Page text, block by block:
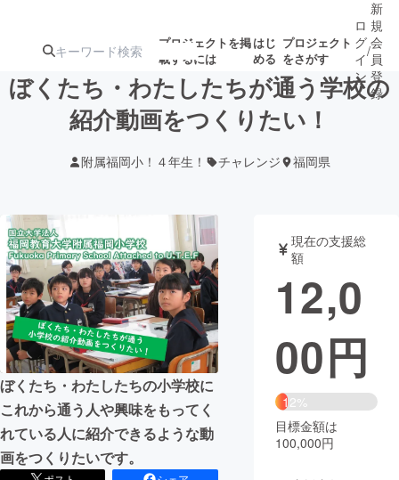
プロジェクトを掲
載するには
はじ
める
プロジェクト
をさがす
注目のリ
ターン
注目の新着プロ
ジェクト
募集終了が近いプ
ロジェクト
されます
アート・写真 音楽
テクノロジー・ガジェット ゲーム・
映像・映画 書籍・雑誌
ビジネス・起業 チャレンジ
まちづくり・地域活性化
ロ
グ
イ
ン
/
新
規
会
員
登
録
ぼくたち・わたしたちが通う学校の
紹介動画をつくりたい！
附属福岡小！４年生！ チャレンジ 福岡県
ぼくたち・わたしたちの小学校に
これから通う人や興味をもってく
れている人に紹介できるような動
画をつくりたいです。
現在の支援総
額
12,0
00円
12%
目標金額は
100,000円